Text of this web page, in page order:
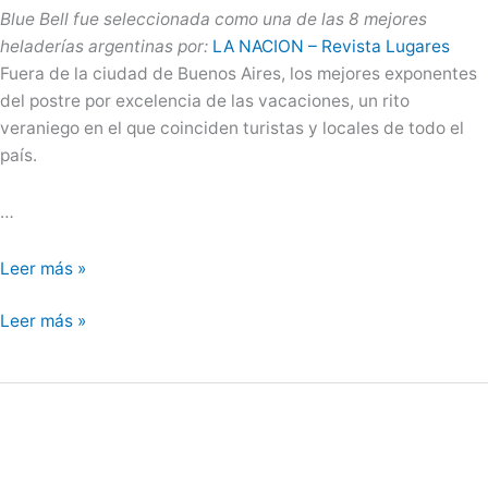
Blue Bell fue seleccionada como una de las 8 mejores
heladerías argentinas por: LA NACION – Revista Lugares
Fuera de la ciudad de Buenos Aires, los mejores exponentes
del postre por excelencia de las vacaciones, un rito
veraniego en el que coinciden turistas y locales de todo el
país.
…
Leer más »
Leer más »